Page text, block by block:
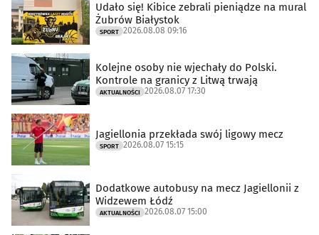
Udało się! Kibice zebrali pieniądze na mural
Żubrów Białystok
SPORT 2026.08.08 09:16
Kolejne osoby nie wjechały do Polski.
Kontrole na granicy z Litwą trwają
AKTUALNOŚCI 2026.08.07 17:30
Jagiellonia przekłada swój ligowy mecz
SPORT 2026.08.07 15:15
Dodatkowe autobusy na mecz Jagiellonii z
Widzewem Łódź
AKTUALNOŚCI 2026.08.07 15:00